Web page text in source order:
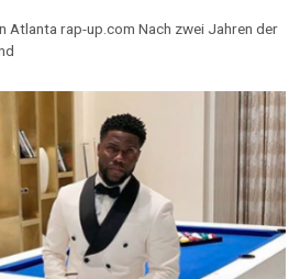
Atlanta rap-up.com Nach zwei Jahren der